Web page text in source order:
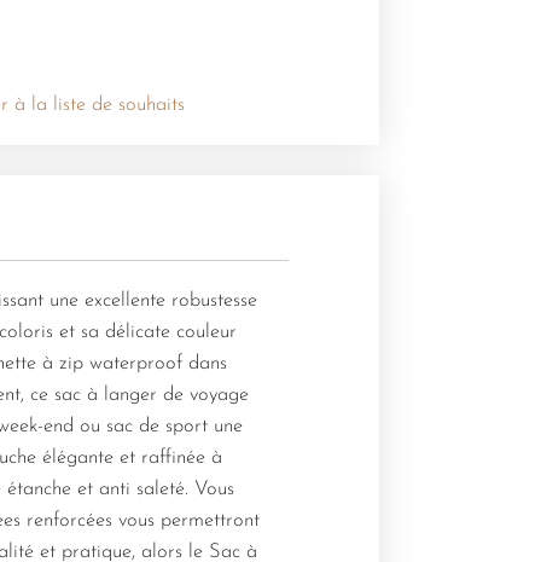
à la liste de souhaits
une excellente robustesse
et sa délicate couleur
à zip waterproof dans
ce sac à langer de voyage
end ou sac de sport une
élégante et raffinée à
et anti saleté. Vous
renforcées vous permettront
et pratique, alors le Sac à